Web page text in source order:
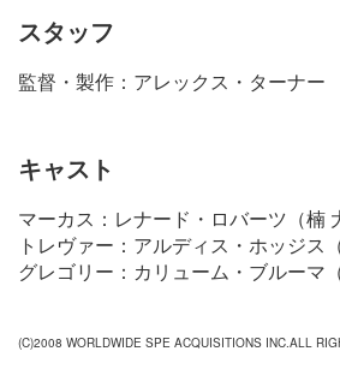
スタッフ
監督・製作：アレックス・ターナー
キャスト
マーカス：レナード・ロバーツ（楠
トレヴァー：アルディス・ホッジス
グレゴリー：カリューム・ブルーマ
(C)2008 WORLDWIDE SPE ACQUISITIONS INC.ALL